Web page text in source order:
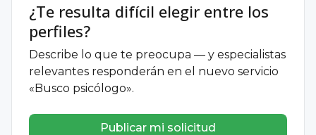
¿Te resulta difícil elegir entre los
perfiles?
Describe lo que te preocupa — y especialistas
relevantes responderán en el nuevo servicio
«Busco psicólogo».
Publicar mi solicitud